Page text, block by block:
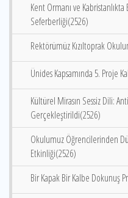
Kent Ormanı ve
Seferberliği(2526)
Rektörümüz Kızıltoprak
Ünides Kapsamında 5. Proje
Kültürel Mirasın Sessiz Dili:
Gerçekleştirildi(2526)
Okulumuz Öğrencilerinden
Etkinliği(2526)
Bir Kapak Bir Kalbe Dokunuş